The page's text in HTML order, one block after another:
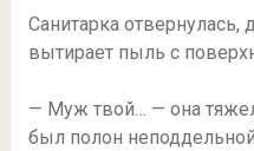
Санитарка отвернулась,
вытирает пыль с
— Муж твой… — она
был полон